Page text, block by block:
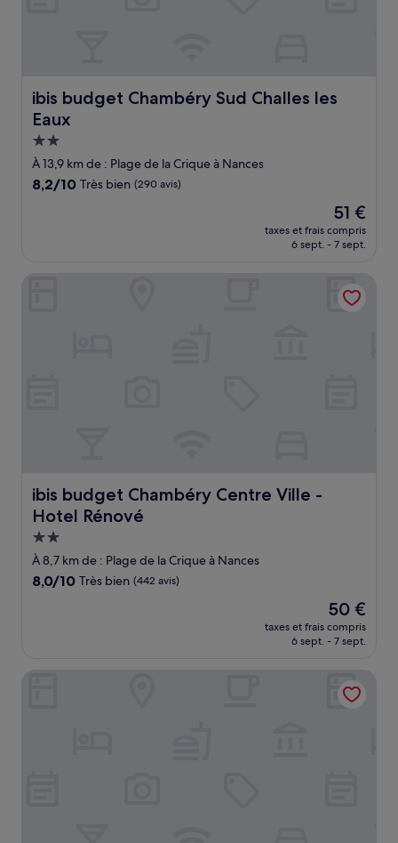
ibis budget Chambéry Sud Challes les
Eaux
ibis budget Chambéry Sud Challes les Eaux
Hébergement
2.0 étoiles
À 13,9 km de : Plage de la Crique à Nances
8.2
8,2/10 Très bien (290 avis)
Le
nouveau
prix
de
51 €
51 €
taxes et frais compris
6 sept. - 7 sept.
ibis budget Chambéry Centre Ville -
Hotel Rénové
ibis budget Chambéry Centre Ville - Hotel Rénové
Hébergement
2.0 étoiles
À 8,7 km de : Plage de la Crique à Nances
8.0
8,0/10 Très bien (442 avis)
Le
nouveau
prix
de
50 €
50 €
taxes et frais compris
6 sept. - 7 sept.